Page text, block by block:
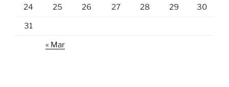
24 25 26 27 28 29 30
31
« Mar